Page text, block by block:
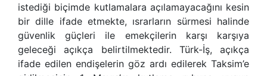
istediği biçimde kutlamalara açılamayacağını kesin
bir dille ifade etmekte, ısrarların sürmesi halinde
güvenlik güçleri ile emekçilerin karşı karşıya
geleceği açıkça belirtilmektedir. Türk-İş, açıkça
ifade edilen endişelerin göz ardı edilerek Taksim’e